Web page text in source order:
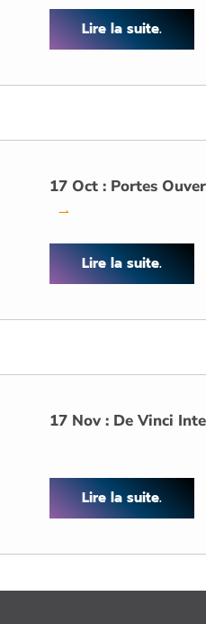
Lire la suite.
17 Oct : Portes
→
Lire la suite.
17 Nov : De Vinci
Lire la suite.